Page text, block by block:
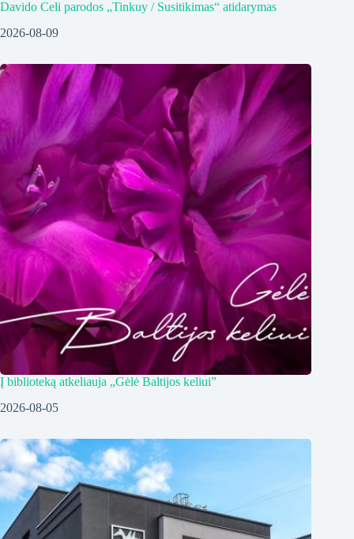
Davido Celi parodos „Tinkuy / Susitikimas“ atidarymas
2026-08-09
Į biblioteką atkeliauja „Gėlė Baltijos keliui”
2026-08-05